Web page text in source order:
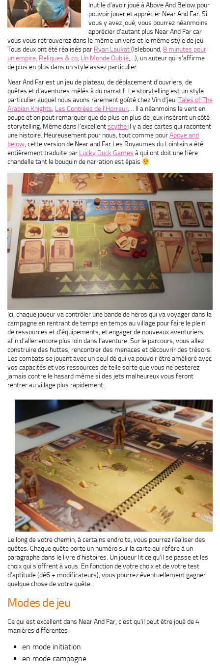
Inutile d’avoir joué à Above And Below pour
pouvoir jouer et apprécier Near And Far. Si
vous y avez joué, vous pourrez néanmoins
apprécier d’autant plus Near And Far car
vous vous retrouverez dans le même univers et le même style de jeu.
Tous deux ont été réalisés par Ryan Laukat(Islebound, 8 minutes pour
un empire, Reliques & co Un Monde Oublié ,…), un auteur qui s’affirme
de plus en plus dans un style assez particulier.
Near And Far est un jeu de plateau, de déplacement d’ouvriers, de
quêtes et d’aventures mêlés à du narratif. Le storytelling est un style
particulier auquel nous avons rarement goûté chez Vin d’jeu: Tales of The
Arabian Knights, Les Contrées de l’Horreur,… Il a néanmoins le vent en
poupe et on peut remarquer que de plus en plus de jeux insèrent un côté
storytelling. Même dans l’excellentscythe il y a des cartes qui racontent
une histoire. Heureusement pour nous, tout comme pourAbove and
below, cette version de Near and Far Les Royaumes du Lointain a été
entièrement traduite par Lucky Duck Games à qui ont doit une fière
chandelle tant le bouquin de narration est épais
Ici, chaque joueur va contrôler une bande de héros qui va voyager dans la
campagne en rentrant de temps en temps au village pour faire le plein
de ressources et d’équipements, et engager de nouveaux aventuriers
afin d’aller encore plus loin dans l’aventure. Sur le parcours, vous allez
construire des huttes, rencontrer des menaces et découvrir des trésors.
Les combats se jouent avec un seul dé qui va pouvoir être amélioré avec
vos capacités et vos ressources de telle sorte que vous ne pesterez
jamais contre le hasard même si des jets malheureux vous feront
rentrer au village plus rapidement.
Le long de votre chemin, à certains endroits, vous pourrez réaliser des
quêtes. Chaque quête porte un numéro sur la carte qui réfère à un
paragraphe dans le livre d’histoires. Un joueur lit ce qu’il se passe et les
choix qui s’offrent à vous. En fonction de votre choix et de votre test
d’aptitude (dé6 + modificateurs), vous pourrez éventuellement gagner
quelque chose de votre quête.
Modes de jeu
Ce qui est excellent dans Near And Far, c’est qu’il peut être joué de 4
manières différentes :
en mode initiation
en mode campagne